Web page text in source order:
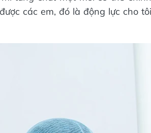
các em, đó là động lực cho tôi